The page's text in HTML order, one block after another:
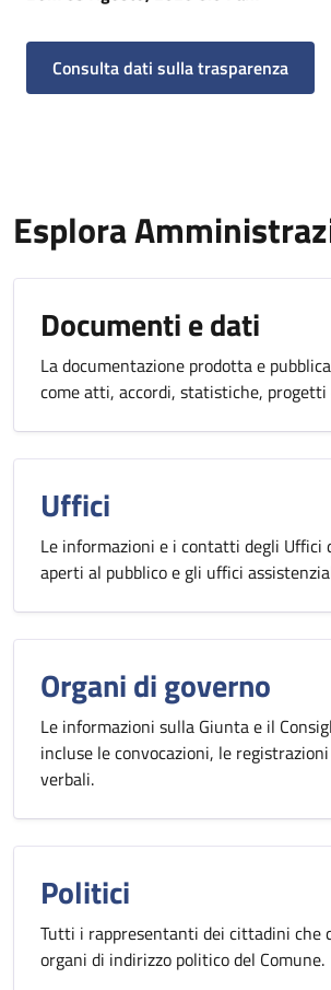
Consulta dati sulla trasparenza
Esplora
Documenti e dati
La documentazione prodotta e
come atti, accordi, statistiche,
Uffici
Le informazioni e i contatti degli Uffici
aperti al pubblico e gli uffici
Organi di governo
Le informazioni sulla Giunta e il
incluse le convocazioni, le
verbali.
Politici
Tutti i rappresentanti dei cittadini che
organi di indirizzo politico del Comune.